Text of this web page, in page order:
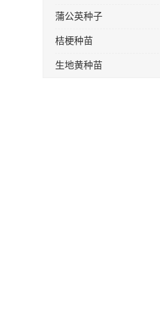
蒲公英种子
桔梗种苗
生地黄种苗